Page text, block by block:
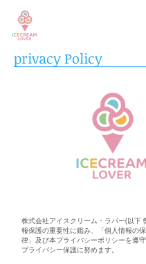
privacy Policy
株式会社アイスクリーム・ラバー(以下
報保護の重要性に鑑み、「個人情報の
律」及び本プライバシーポリシーを遵
プライバシー保護に努めます。